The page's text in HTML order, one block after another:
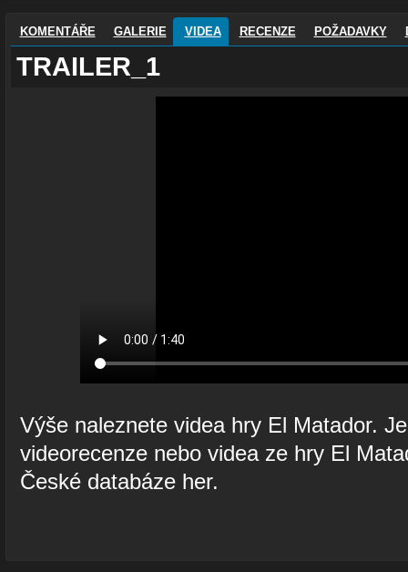
KOMENTÁŘE GALERIE VIDEA RECENZE POŽADAVKY
TRAILER_1
Výše naleznete videa hry El Matador.
videorecenze nebo videa ze hry El
České databáze her.